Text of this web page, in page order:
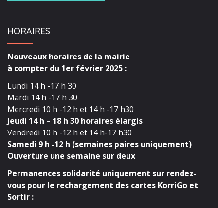
HORAIRES
Nouveaux horaires de la mairie
à compter du 1er février 2025 :
Lundi 14 h -17 h 30
Mardi 14 h -17 h 30
Mercredi 10 h -12 h et 14 h -17 h30
Jeudi 14 h – 18 h 30 horaires élargis
Vendredi 10 h -12 h et 14 h-17 h30
Samedi 9 h -12 h (semaines paires uniquement)
Ouverture une semaine sur deux
Permanences solidarité uniquement sur rendez-
vous pour le rechargement des cartes KorriGo et
Sortir :